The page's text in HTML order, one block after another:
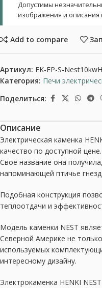
Допустимы
изображения и описания
Add to compare
Артикул: EK-EP-S-
Категория: Печи
Поделиться:
Описание
Электрическая каменка
качество по доступной цене.
Свое название она
напоминающей птичье
Подобная конструкция
теплоотдачи и
Модель каменки NEST
Северной Америке не
используемых
интересному дизайну.
Электрокаменка HENKI